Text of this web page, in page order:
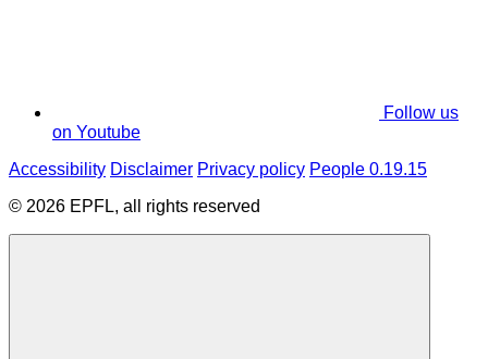
Follow us
on Youtube
Accessibility Disclaimer Privacy policy People 0.19.15
© 2026 EPFL, all rights reserved